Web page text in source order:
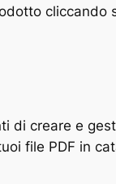
cliccando
di creare e
file PDF in